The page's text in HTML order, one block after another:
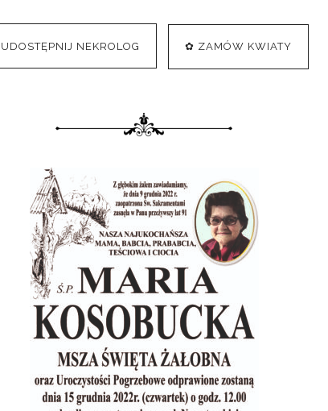
UDOSTĘPNIJ NEKROLOG ✿ ZAMÓW KWIATY